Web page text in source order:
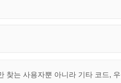
찾는 사용자뿐 아니라 기타 코드,